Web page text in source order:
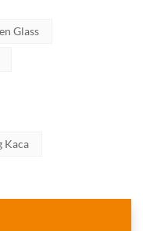
Glass
Kaca